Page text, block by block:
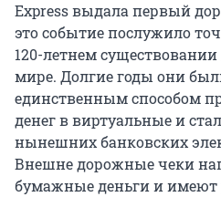
Express выдала первый
это событие послужило
120-летнем
мире. Долгие годы они
единственным способом
денег в виртуальные и
нынешних банковских
Внешне дорожные чеки
бумажные деньги и